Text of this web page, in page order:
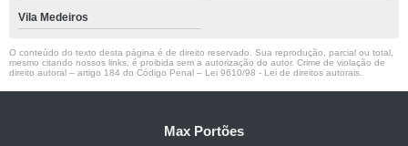
Vila Medeiros
O conteúdo do texto desta página é de direito reservado. Sua reprodução, parcial ou total,
mesmo citando nossos links, é proibida sem a autorização do autor. Crime de violação de
direito autoral – artigo 184 do Código Penal – Lei 9610/98 - Lei de direitos autorais
Max Portões